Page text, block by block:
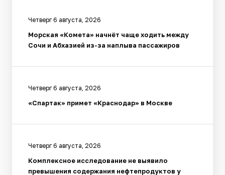
Четверг 6 августа, 2026
Морская «Комета» начнёт чаще ходить между
Сочи и Абхазией из-за наплыва пассажиров
Четверг 6 августа, 2026
«Спартак» примет «Краснодар» в Москве
Четверг 6 августа, 2026
Комплексное исследование не выявило
превышения содержания нефтепродуктов у